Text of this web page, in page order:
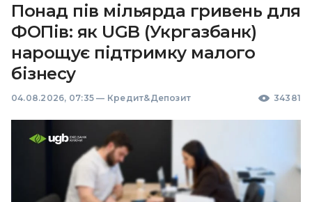
Понад пів мільярда гривень для
ФОПів: як UGB (Укргазбанк)
нарощує підтримку малого
бізнесу
04.08.2026, 07:35 — Кредит&Депозит 34381